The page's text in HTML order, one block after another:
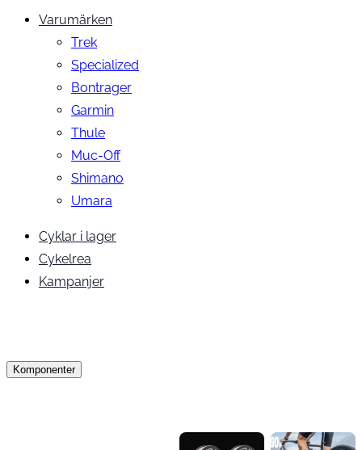
Varumärken
Trek
Specialized
Bontrager
Garmin
Thule
Muc-Off
Shimano
Umara
Cyklar i lager
Cykelrea
Kampanjer
Komponenter